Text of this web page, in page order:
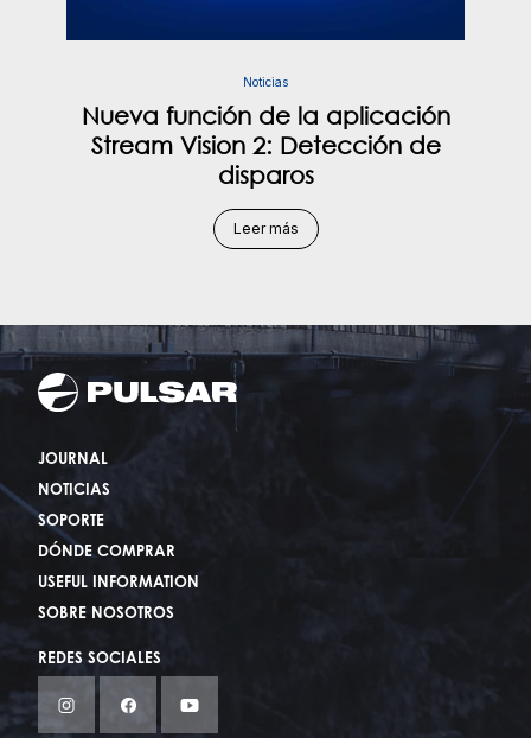
Noticias
Nueva función de la aplicación
Stream Vision 2: Detección de
disparos
Leer más
JOURNAL
NOTICIAS
SOPORTE
DÓNDE COMPRAR
USEFUL INFORMATION
SOBRE NOSOTROS
REDES SOCIALES